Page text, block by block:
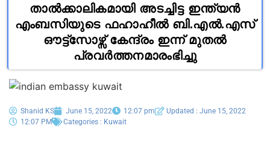
താൽക്കാലികമായി അടച്ചിട്ട ഇന്ത്യൻ
എംബസിയുടെ ഫഹാഹീൽ ബി.എൽ.എസ്
ഔട്ട്സോഴ്സ് കേന്ദ്രം ഇന്ന് മുതൽ
പ്രവർത്തനമാരംഭിച്ചു
Shanid KS June 15, 2022 12:07 pm
Updated : June 15, 2022
12:07 PM
Categories : Kuwait